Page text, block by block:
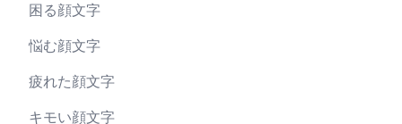
困る顔文字
悩む顔文字
疲れた顔文字
キモい顔文字